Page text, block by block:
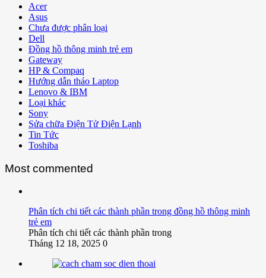
Acer
Asus
Chưa được phân loại
Dell
Đồng hồ thông minh trẻ em
Gateway
HP & Compaq
Hướng dẫn tháo Laptop
Lenovo & IBM
Loại khác
Sony
Sửa chữa Điện Tử Điện Lạnh
Tin Tức
Toshiba
Most commented
Phân tích chi tiết các thành phần trong đồng hồ thông minh
trẻ em
Phân tích chi tiết các thành phần trong
Tháng 12 18, 2025 0